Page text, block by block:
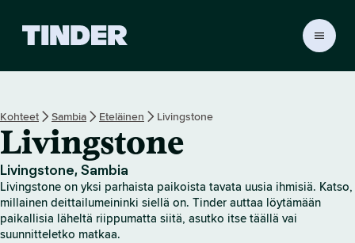
r
i
n
l
o
i
Kohteet Sambia Eteläinen Livingstone
Livingstone
Livingstone, Sambia
Livingstone on yksi parhaista paikoista tavata uusia ihmisiä. Katso,
millainen deittailumeininki siellä on. Tinder auttaa löytämään
paikallisia läheltä riippumatta siitä, asutko itse täällä vai
suunnitteletko matkaa.